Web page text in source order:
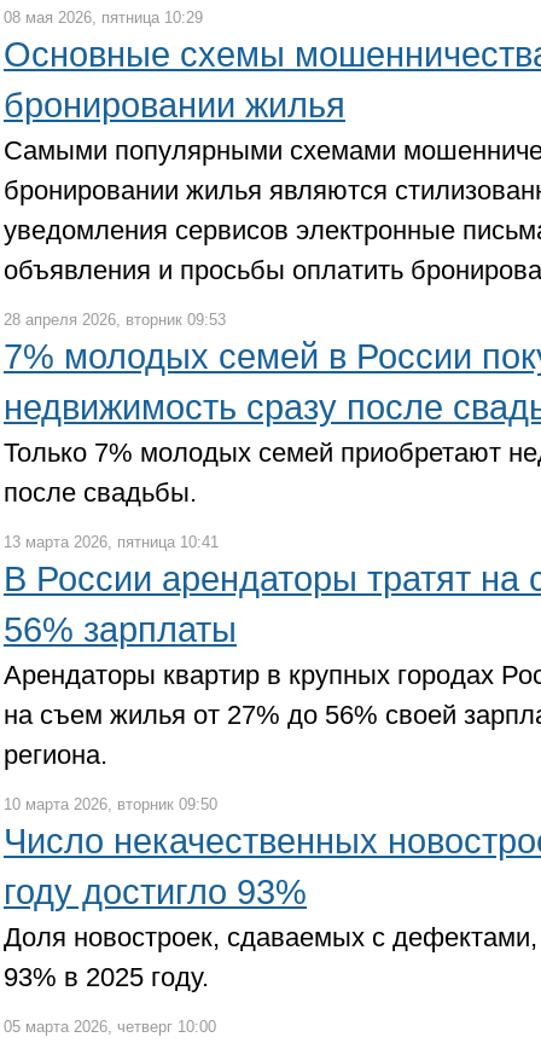
08 мая 2026, пятница 10:29
Основные схемы
бронировании жилья
Самыми популярными схемами
бронировании жилья являются
уведомления сервисов электронные
объявления и просьбы оплатить
28 апреля 2026, вторник 09:53
7% молодых семей в России
недвижимость сразу после
Только 7% молодых семей приобретают
после свадьбы.
13 марта 2026, пятница 10:41
В России арендаторы тратят
56% зарплаты
Арендаторы квартир в крупных городах
на съем жилья от 27% до 56% своей
региона.
10 марта 2026, вторник 09:50
Число некачественных
году достигло 93%
Доля новостроек, сдаваемых с
93% в 2025 году.
05 марта 2026, четверг 10:00